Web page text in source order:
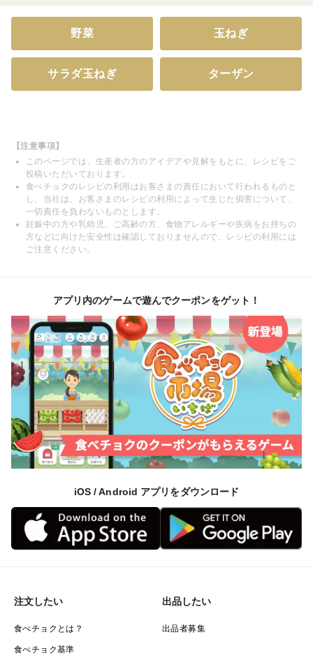
野菜 玉ねぎ
サラダ玉ねぎ ターザン
【注意事項】
このページでは、生産者の方のアイデアや見解をもとに、レシピをご
投稿いただいております。
食べチョクのレシピの利用はお客さまの責任において行われるものと
し、当社は、お客さまのレシピの利用によって生じた損害について、
一切責任を負わないものとします。
妊娠中の方や乳幼児、ご高齢の方、食物アレルギーや疾病をお持ちの
方などに向けた安全性は確認しておりませんので、レシピの利用には
ご注意ください。
アプリ内のゲームで遊んでクーポンをゲット！
iOS / Android アプリをダウンロード
注文したい
食べチョクとは？
食べチョク基準
出品したい
出品者募集